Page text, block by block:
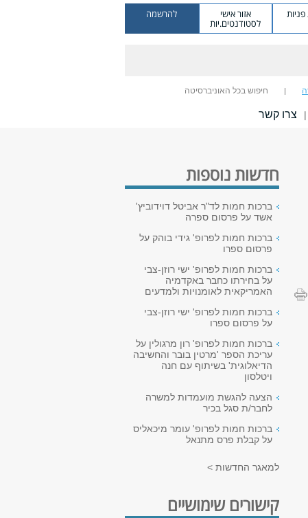
אזור אישי
לסטודנטים.יות
להרשמה
חיפוש בכל האוניברסיטה
| צרו קשר
חדשות נוספות
ברכות חמות לד"ר אביטל דוידוביץ'
אשד על פרסום ספרה
ברכות חמות לפרופ' גידי בוהק על
פרסום ספרו
ברכות חמות לפרופ' ישי רוזן-צבי
על בחירתו כחבר באקדמיה
האמריקאית לאומנויות ולמדעים
ברכות חמות לפרופ' ישי רוזן-צבי
על פרסום ספרו
ברכות חמות לפרופ' רון מרגולין על
עריכת הספר 'מרטין בובר והחשיבה
הדיאלוגית' בשיתוף עם חנה
ויטלסון
הצעה להגשת מועמדות למשרה
לחבר/ת סגל בכיר
ברכות חמות לפרופ' עומר מיכאליס
על קבלת פרס מתנאל
למאגר החדשות >
קישורים שימושיים